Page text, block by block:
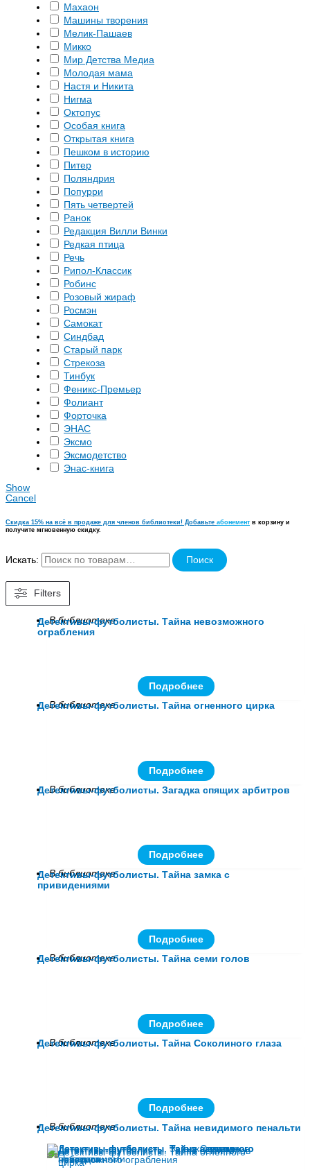
Махаон
Машины творения
Мелик-Пашаев
Микко
Мир Детства Медиа
Молодая мама
Настя и Никита
Нигма
Октопус
Особая книга
Открытая книга
Пешком в историю
Питер
Поляндрия
Попурри
Пять четвертей
Ранок
Редакция Вилли Винки
Редкая птица
Речь
Рипол-Классик
Робинс
Розовый жираф
Росмэн
Самокат
Синдбад
Старый парк
Стрекоза
Тинбук
Феникс-Премьер
Фолиант
Форточка
ЭНАС
Эксмо
Эксмодетство
Энас-книга
Show
Cancel
Скидка 15% на всё в продаже для членов библиотеки! Добавьте абонементв корзину и
получите мгновенную скидку.
Искать: Поиск
Filters
В библиотеке
Детективы-футболисты. Тайна невозможного
ограбления
Подробнее
В библиотеке
Детективы-футболисты. Тайна огненного цирка
Подробнее
В библиотеке
Детективы-футболисты. Загадка спящих арбитров
Подробнее
В библиотеке
Детективы-футболисты. Тайна замка с
привидениями
Подробнее
В библиотеке
Детективы-футболисты. Тайна семи голов
Подробнее
В библиотеке
Детективы-футболисты. Тайна Соколиного глаза
Подробнее
В библиотеке
Детективы-футболисты. Тайна невидимого пенальти